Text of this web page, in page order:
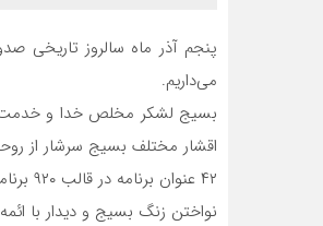
پنجم آذر ماه سالروز تاریخی
می‌داریم.
بسیج لشکر مخلص خدا و
اقشار مختلف بسیج سرشار از
۴۲ عنوان برنامه در قالب ۹۲۰ برنامه برگزار می‌گردد.
نواختن زنگ بسیج و دیدار با